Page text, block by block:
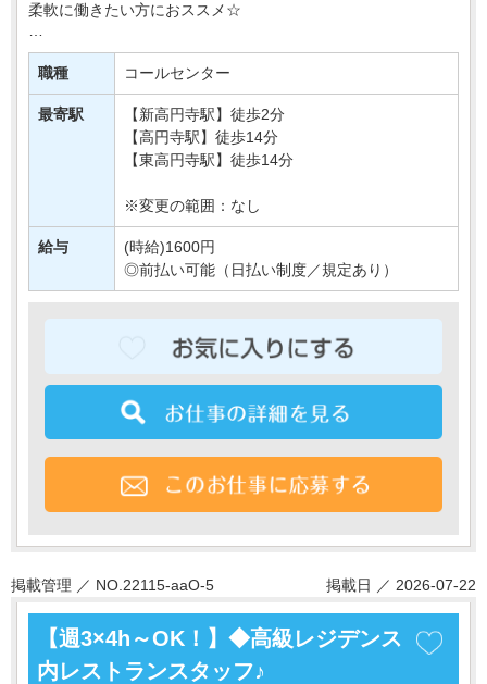
柔軟に働きたい方におススメ☆
・週4日～
・時短勤務OK！
・平日のみ相談OK
などなど、融通のききやすい
シフト制をご用意♪
派遣スタッフさんも複数・・・
職種 コールセンター
最寄駅
【新高円寺駅】徒歩2分
【高円寺駅】徒歩14分
【東高円寺駅】徒歩14分
※変更の範囲：なし
給与
(時給)1600円
◎前払い可能（日払い制度／規定あり）
掲載管理 ／ NO.22115-aaO-5 掲載日 ／ 2026-07-22
【週3×4h～OK！】◆高級レジデンス
内レストランスタッフ♪